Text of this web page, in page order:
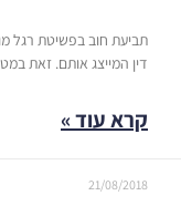
תביעת חוב בפשיטת רגל
דין המייצג אותם. זאת
קרא עוד »
21/08/2018